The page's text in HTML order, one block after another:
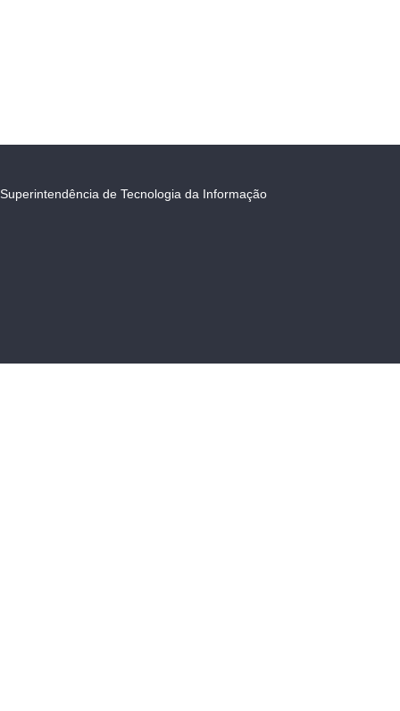
Superintendência de Tecnologia da Informação